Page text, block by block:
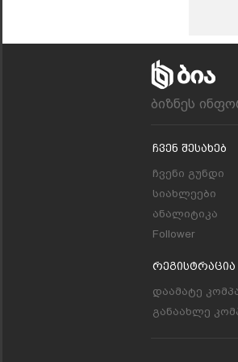
ბიზნეს
Ჩვენ Შესახებ
ჩვენი გუნდი
სიახლეები
ანალიტიკა
Follower
Რეგისტრაცია
დაამატე
განაახლე